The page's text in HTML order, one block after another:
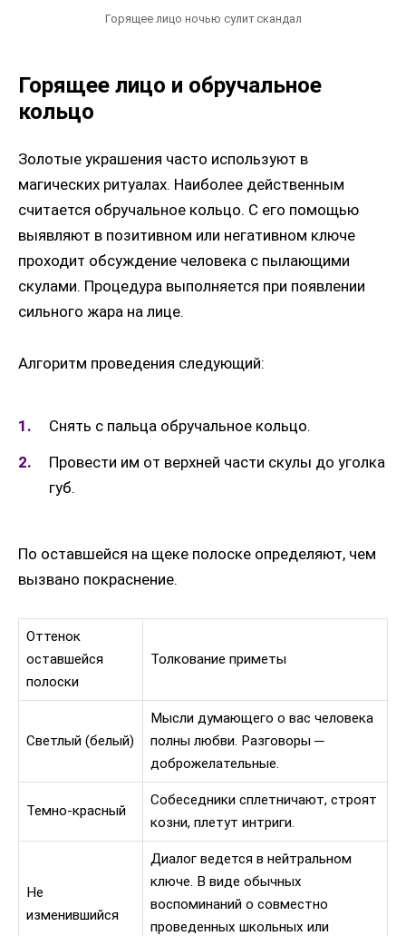
Горящее лицо ночью сулит скандал
Горящее лицо и обручальное
кольцо
Золотые украшения часто используют в
магических ритуалах. Наиболее действенным
считается обручальное кольцо. С его помощью
выявляют в позитивном или негативном ключе
проходит обсуждение человека с пылающими
скулами. Процедура выполняется при появлении
сильного жара на лице.
Алгоритм проведения следующий:
Снять с пальца обручальное кольцо.
Провести им от верхней части скулы до уголка
губ.
По оставшейся на щеке полоске определяют, чем
вызвано покраснение.
Оттенок
оставшейся
полоски
Толкование приметы
Светлый (белый)
Мысли думающего о вас человека
полны любви. Разговоры ─
доброжелательные.
Темно-красный
Собеседники сплетничают, строят
козни, плетут интриги.
Не
изменившийся
Диалог ведется в нейтральном
ключе. В виде обычных
воспоминаний о совместно
проведенных школьных или